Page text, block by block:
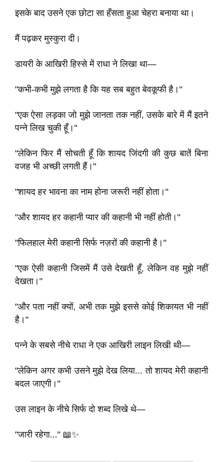
इसके बाद उसने एक छोटा सा हँसता हुआ चेहरा बनाया था।
मैं पढ़कर मुस्कुरा दी।
डायरी के आखिरी हिस्से में राधा ने लिखा था—
"कभी-कभी मुझे लगता है कि यह सब बहुत बेवकूफी है।"
"एक ऐसा लड़का जो मुझे जानता तक नहीं, उसके बारे में मैं इतने
पन्ने लिख चुकी हूँ।"
"लेकिन फिर मैं सोचती हूँ कि शायद जिंदगी की कुछ बातें बिना
वजह भी अच्छी लगती हैं।"
"शायद हर भावना का नाम होना जरूरी नहीं होता।"
"और शायद हर कहानी प्यार की कहानी भी नहीं होती।"
"फिलहाल मेरी कहानी सिर्फ नज़रों की कहानी है।"
"एक ऐसी कहानी जिसमें मैं उसे देखती हूँ, लेकिन वह मुझे नहीं
देखता।"
"और पता नहीं क्यों, अभी तक मुझे इससे कोई शिकायत भी नहीं
है।"
पन्ने के सबसे नीचे राधा ने एक आखिरी लाइन लिखी थी—
"लेकिन अगर कभी उसने मुझे देख लिया... तो शायद मेरी कहानी
बदल जाएगी।"
उस लाइन के नीचे सिर्फ दो शब्द लिखे थे—
"जारी रहेगा..." 📖✨